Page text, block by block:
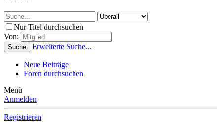
Nur Titel durchsuchen
Von:
Suche Erweiterte Suche...
Neue Beiträge
Foren durchsuchen
Menü
Anmelden
Registrieren